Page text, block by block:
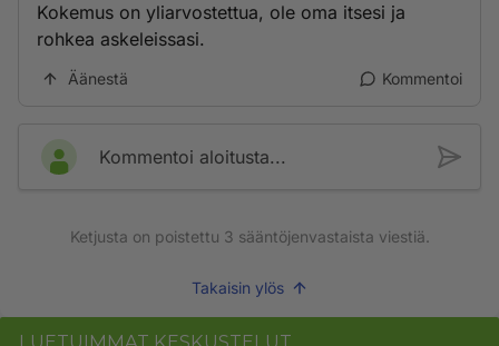
Kokemus on yliarvostettua, ole oma itsesi ja
rohkea askeleissasi.
Äänestä Kommentoi
Kommentoi aloitusta...
Ketjusta on poistettu 3 sääntöjenvastaista viestiä.
Takaisin ylös
LUETUIMMAT KESKUSTELUT